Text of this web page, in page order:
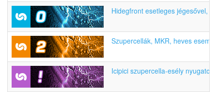
Hidegfront esetleges jégesővel,
Szupercellák, MKR, heves
Icipici szupercella-esély nyugaton